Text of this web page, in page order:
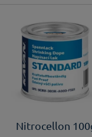
Nitrocellon